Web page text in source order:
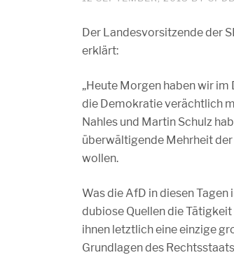
Der Landesvorsitzende der
erklärt:
„Heute Morgen haben wir
die Demokratie verächtlich
Nahles und Martin Schulz
überwältigende Mehrheit
wollen.
Was die AfD in diesen
dubiose Quellen die
ihnen letztlich eine einzige
Grundlagen des